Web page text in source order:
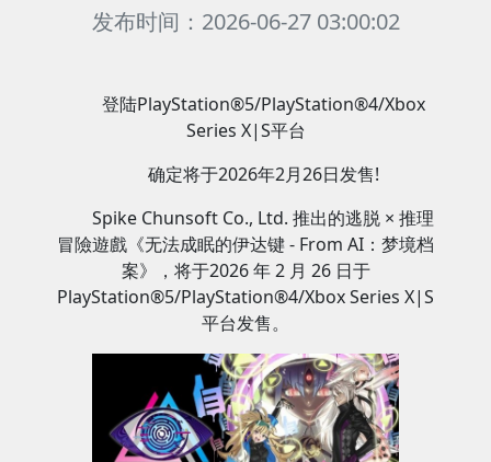
发布时间：2026-06-27 03:00:02
登陆PlayStation®5/PlayStation®4/Xbox
Series X|S平台
确定将于2026年2月26日发售!
Spike Chunsoft Co., Ltd. 推出的逃脱 × 推理
冒險遊戲《无法成眠的伊达键 - From AI：梦境档
案》，将于2026 年 2 月 26 日于
PlayStation®5/PlayStation®4/Xbox Series X|S
平台发售。